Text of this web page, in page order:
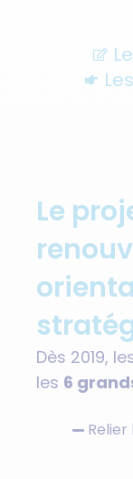
Le
Dès 2019,
les 6